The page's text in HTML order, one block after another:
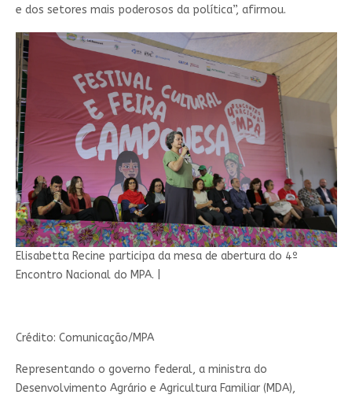
e dos setores mais poderosos da política”, afirmou.
Elisabetta Recine participa da mesa de abertura do 4º
Encontro Nacional do MPA.
Crédito: Comunicação/MPA
Representando o governo federal, a ministra do
Desenvolvimento Agrário e Agricultura Familiar (MDA),